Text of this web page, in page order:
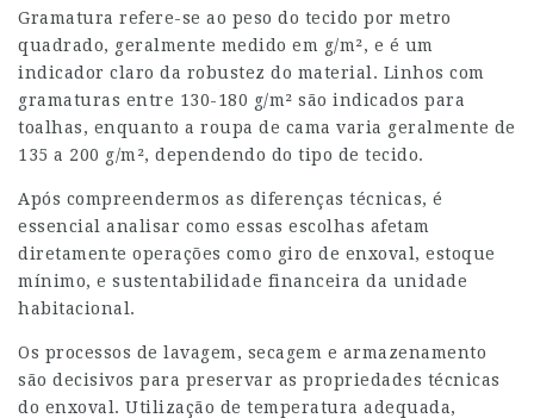
Gramatura refere-se ao peso do tecido por metro
quadrado, geralmente medido em g/m², e é um
indicador claro da robustez do material. Linhos com
gramaturas entre 130-180 g/m² são indicados para
toalhas, enquanto a roupa de cama varia geralmente de
135 a 200 g/m², dependendo do tipo de tecido.
Após compreendermos as diferenças técnicas, é
essencial analisar como essas escolhas afetam
diretamente operações como giro de enxoval, estoque
mínimo, e sustentabilidade financeira da unidade
habitacional.
Os processos de lavagem, secagem e armazenamento
são decisivos para preservar as propriedades técnicas
do enxoval. Utilização de temperatura adequada,